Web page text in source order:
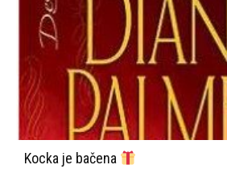
Kocka je bačena